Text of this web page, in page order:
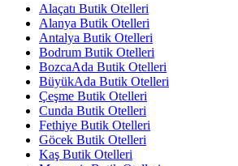
Alaçatı Butik Otelleri
Alanya Butik Otelleri
Antalya Butik Otelleri
Bodrum Butik Otelleri
BozcaAda Butik Otelleri
BüyükAda Butik Otelleri
Çeşme Butik Otelleri
Cunda Butik Otelleri
Fethiye Butik Otelleri
Göcek Butik Otelleri
Kaş Butik Otelleri